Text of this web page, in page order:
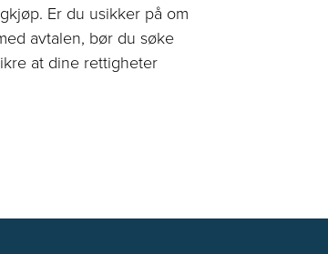
Er du usikker på om
avtalen, bør du søke
at dine rettigheter